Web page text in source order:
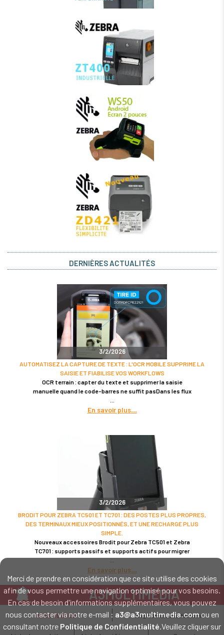
Merci de prendre en considération que ce site utilise des cookies
afin de vous permettre une navigation optimisé pour vos besoins.
En cas de besoin d'informations supplémentaires, vous pouvez
nous contacter via notre e-mail : a3@a3multimedia.comou en
consultant notre Politique de Confidentialité.Veuillez cliquer sur
DERNIÈRES ACTUALITÉS
3/2/2026
AUTOMATISEZ LA CAPTURE DE TEXTE : L'OCR MOBILE SUPPRIME LA
SAISIE ET FIABILISE VOS WORKFLOWS
OCR terrain : capter du texte et supprimer la saisie
manuelle quand le code-barres ne suffit pasDans les flux
En savoir plus
3/2/2026
BRODIT POUR ZEBRA TC501 ET TC701 : DES POSTES PLUS PROPRES,
DES TERMINAUX MIEUX POSITIONNÉS, ET UNE RECHARGE PLUS
SIMPLE.
Nouveaux accessoires Brodit pour Zebra TC501 et Zebra
TC701 : supports passifs et supports actifs pour migrer
En savoir plus
A3MULTIMEDIA
LE SPÉCIALISTE MATÉRIEL ET LOGICIEL CODE BARRE
Intervention sur tout le territoire : Cholet - Nantes - Angers - Rennes - Le
Mans - Bordeaux - Paris - Lille - Brest - Toulouse - Marseille - Poitiers -
02 52 45 00 20 a3@a3multimedia.com